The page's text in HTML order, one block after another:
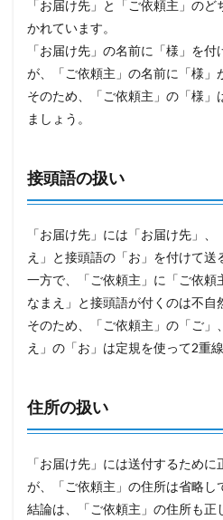
「お届け先」と「ご依頼主」の
かれています。
「お届け先」の名前に「様」を
が、「ご依頼主」の名前に「様」
そのため、「ご依頼主」の「様」
ましょう。
接頭語の扱い
「お届け先」には「お届け先」
え」と接頭語の「お」を付けて送
一方で、「ご依頼主」に「ご依頼
なまえ」と接頭語が付くのは不自
そのため、「ご依頼主」の「ご」
え」の「お」は定規を使って2重
住所の扱い
「お届け先」には送付するため
が、「ご依頼主」の住所は省略し
結論は、「ご依頼主」の住所も正